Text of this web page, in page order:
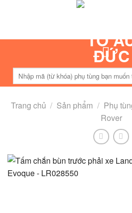
Tìm
kiếm:
Trang chủ / Sản phẩm / Phụ
Rover